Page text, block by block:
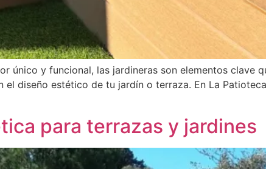
único y funcional, las jardineras son elementos clave
diseño estético de tu jardín o terraza. En La
para terrazas y jardines